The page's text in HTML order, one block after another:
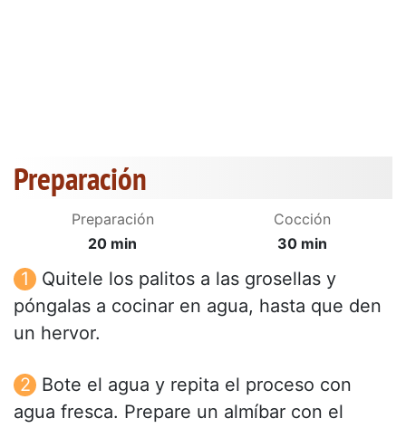
Preparación
Preparación
20 min
Cocción
30 min
Quitele los palitos a las grosellas y
póngalas a cocinar en agua, hasta que den
un hervor.
Bote el agua y repita el proceso con
agua fresca. Prepare un almíbar con el